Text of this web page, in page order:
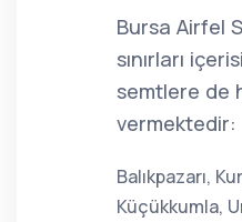
Bursa Airfel
sınırları
semtlere de
vermektedir:
Balıkpazarı,
Küçükkumla,